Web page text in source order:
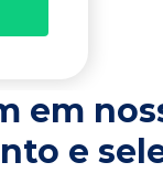
em
e